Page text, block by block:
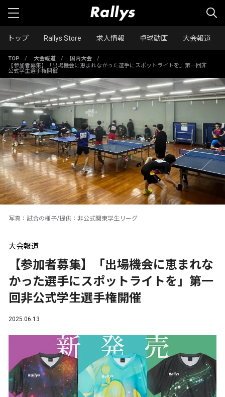
トップ Rallys Store 求人情報 卓球動画 大会報道
TOP / 大会報道 / 国内大会
/
【参加者募集】「出場機会に恵まれなかった選手にスポットライトを」第一回非
公式学生選手権開催
写真：試合の様子/提供：非公式関東学生リーグ
大会報道
【参加者募集】「出場機会に恵まれな
かった選手にスポットライトを」第一
回非公式学生選手権開催
2025.06.13